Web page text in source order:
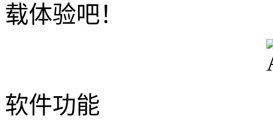
载体验吧！
软件功能